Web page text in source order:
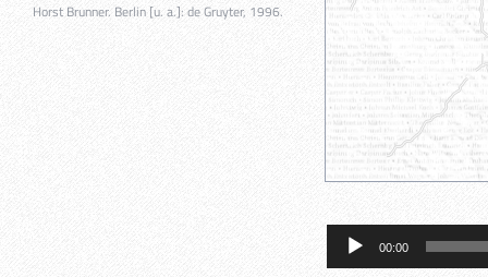
Horst Brunner. Berlin [u. a.]: de Gruyter, 1996.
Audio-
Player 00:00